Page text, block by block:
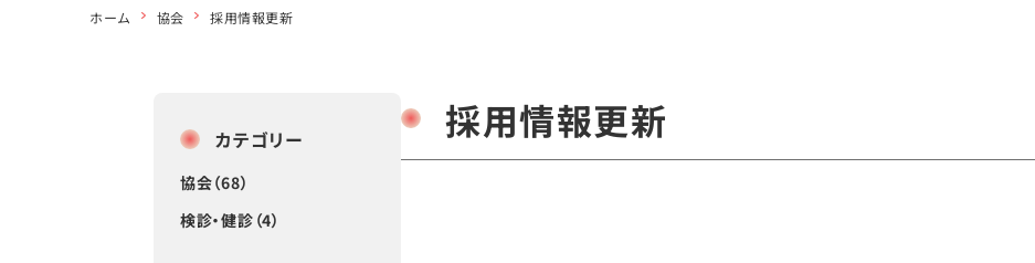
ホーム 協会 採用情報更新
採用情報更新
カテゴリー
協会（68）
検診・健診（4）